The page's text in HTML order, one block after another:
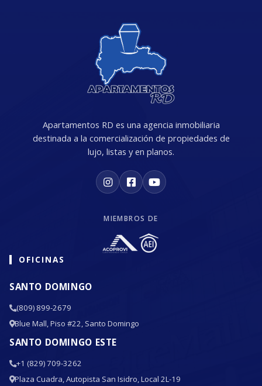
Apartamentos RD es una agencia inmobiliaria
destinada a la comercialización de propiedades de
lujo, listas y en planos.
MIEMBROS DE
OFICINAS
SANTO DOMINGO
(809) 899-2679
Blue Mall, Piso #22, Santo Domingo
SANTO DOMINGO ESTE
+1 (829) 709-3262
Plaza Cuadra, Autopista San Isidro, Local 2L-19